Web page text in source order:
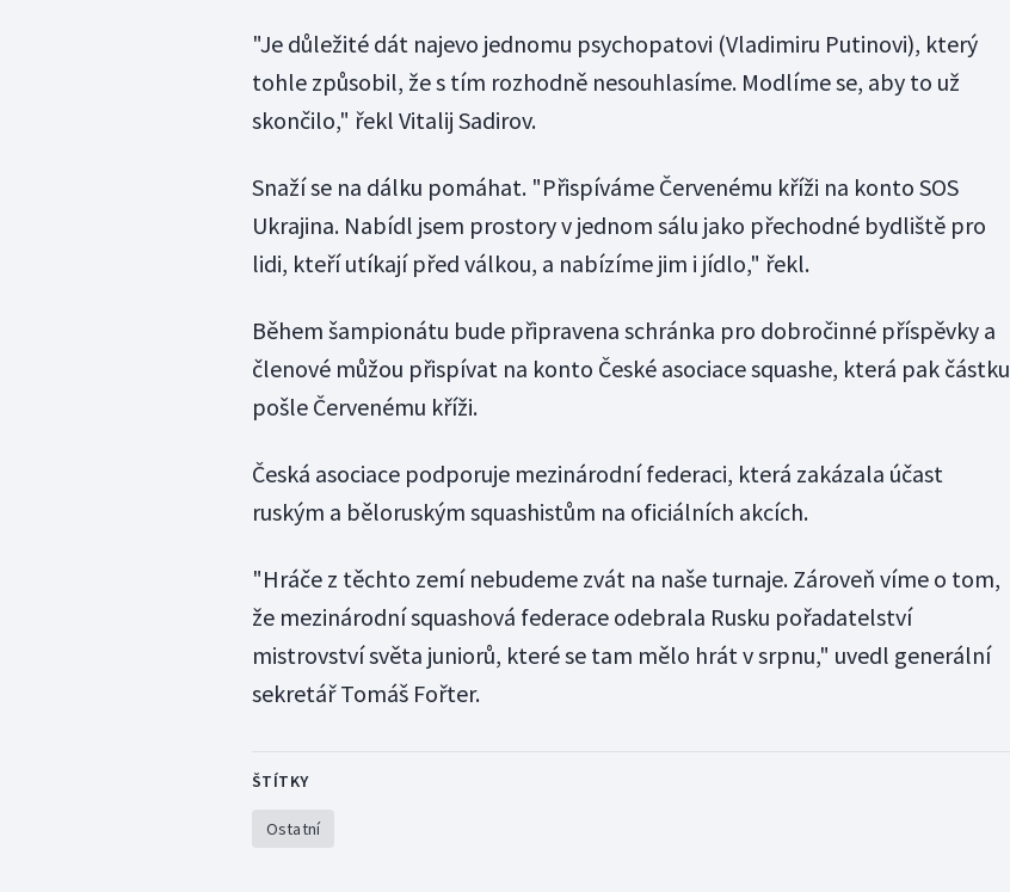
"Je důležité dát najevo jednomu psychopatovi (Vladimiru Putinovi), který
tohle způsobil, že s tím rozhodně nesouhlasíme. Modlíme se, aby to už
skončilo," řekl Vitalij Sadirov.
Snaží se na dálku pomáhat. "Přispíváme Červenému kříži na konto SOS
Ukrajina. Nabídl jsem prostory v jednom sálu jako přechodné bydliště pro
lidi, kteří utíkají před válkou, a nabízíme jim i jídlo," řekl.
Během šampionátu bude připravena schránka pro dobročinné příspěvky a
členové můžou přispívat na konto České asociace squashe, která pak částku
pošle Červenému kříži.
Česká asociace podporuje mezinárodní federaci, která zakázala účast
ruským a běloruským squashistům na oficiálních akcích.
"Hráče z těchto zemí nebudeme zvát na naše turnaje. Zároveň víme o tom,
že mezinárodní squashová federace odebrala Rusku pořadatelství
mistrovství světa juniorů, které se tam mělo hrát v srpnu," uvedl generální
sekretář Tomáš Fořter.
ŠTÍTKY
Ostatní